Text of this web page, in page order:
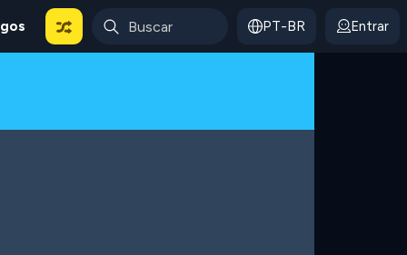
PT-BR Entrar